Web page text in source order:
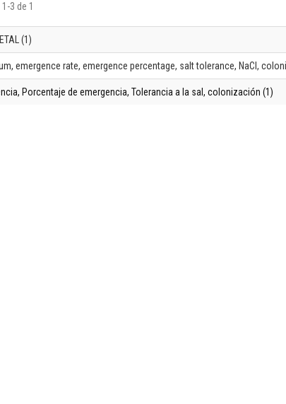
3 de 1
(1)
emergence rate, emergence percentage, salt tolerance, NaCl,
Porcentaje de emergencia, Tolerancia a la sal, colonización (1)